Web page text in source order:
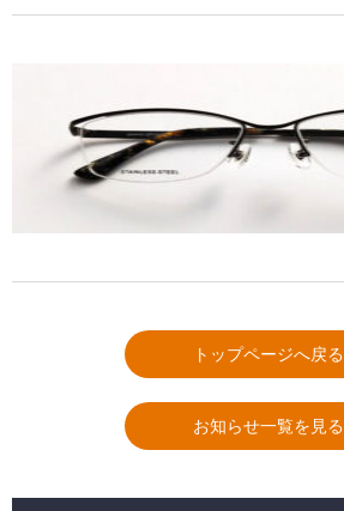
トップページへ戻る
お知らせ一覧を見る